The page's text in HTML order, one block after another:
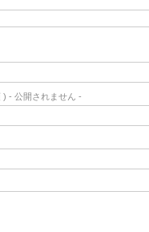
) - 公開されません -